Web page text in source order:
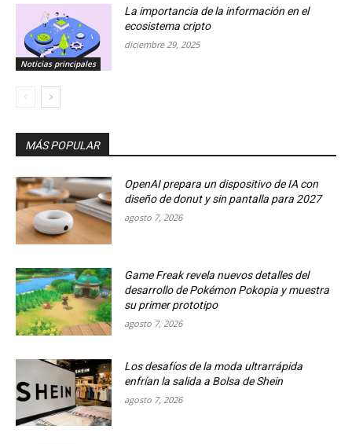
Noticias principales
La importancia de la información en el
ecosistema cripto
diciembre 29, 2025
MÁS POPULAR
OpenAI prepara un dispositivo de IA con
diseño de donut y sin pantalla para 2027
agosto 7, 2026
Game Freak revela nuevos detalles del
desarrollo de Pokémon Pokopia y muestra
su primer prototipo
agosto 7, 2026
Los desafíos de la moda ultrarrápida
enfrían la salida a Bolsa de Shein
agosto 7, 2026